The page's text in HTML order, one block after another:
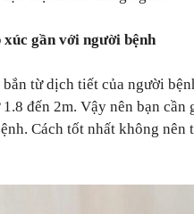
gần với người bệnh
từ dịch tiết của người
đến 2m. Vậy nên bạn
Cách tốt nhất không